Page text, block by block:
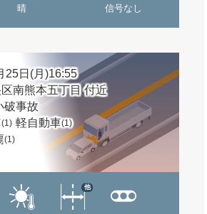
晴 信号なし
25日(月)16:55
南熊本五丁目 付近
破事故
(1) 軽自動車(1)
(1)
他